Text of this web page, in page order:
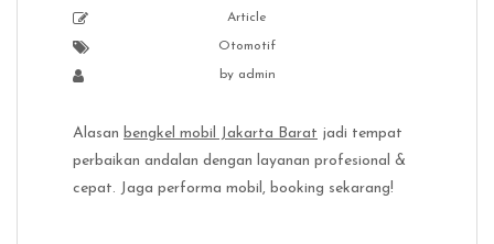
Article
Otomotif
by admin
Alasan bengkel mobil Jakarta Barat jadi tempat
perbaikan andalan dengan layanan profesional &
cepat. Jaga performa mobil, booking sekarang!